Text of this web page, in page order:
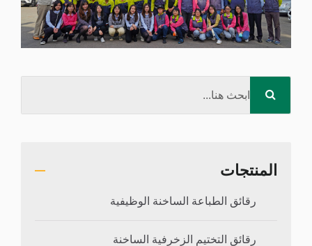
المنتجات
رقائق الطباعة الساخنة الوظيفية
رقائق التختيم الزخرفية الساخنة